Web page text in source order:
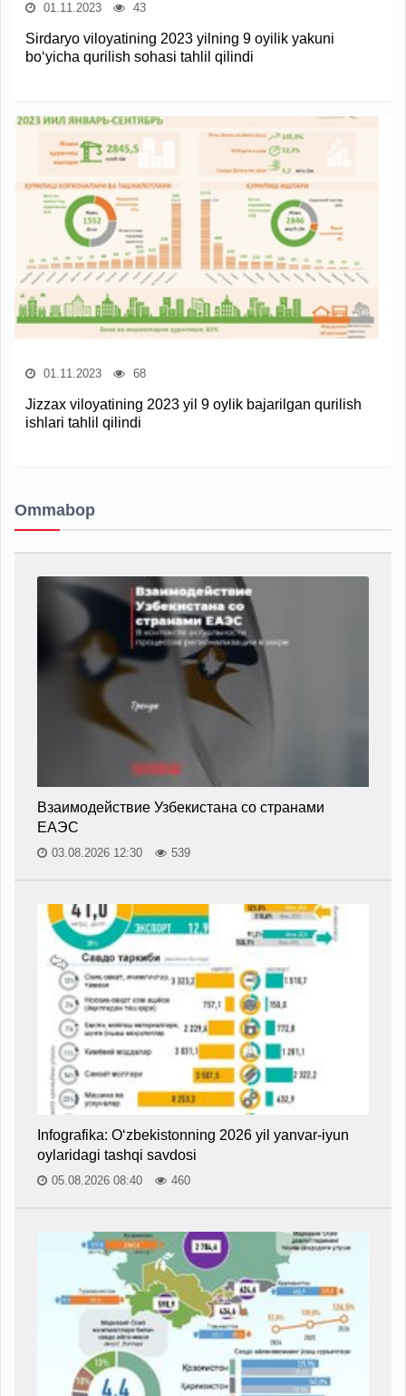
01.11.2023 43
Sirdaryo viloyatining 2023 yilning 9 oyilik yakuni
bo‘yicha qurilish sohasi tahlil qilindi
01.11.2023 68
Jizzax viloyatining 2023 yil 9 oylik bajarilgan qurilish
ishlari tahlil qilindi
Ommabop
Взаимодействие Узбекистана со странами
ЕАЭС
03.08.2026 12:30 539
Infografika: O‘zbekistonning 2026 yil yanvar-iyun
oylaridagi tashqi savdosi
05.08.2026 08:40 460